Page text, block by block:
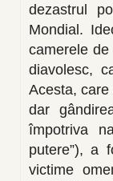
dezastrul
Mondial.
camerele
diavolesc,
Acesta,
dar
împotriva
putere”), a
victime